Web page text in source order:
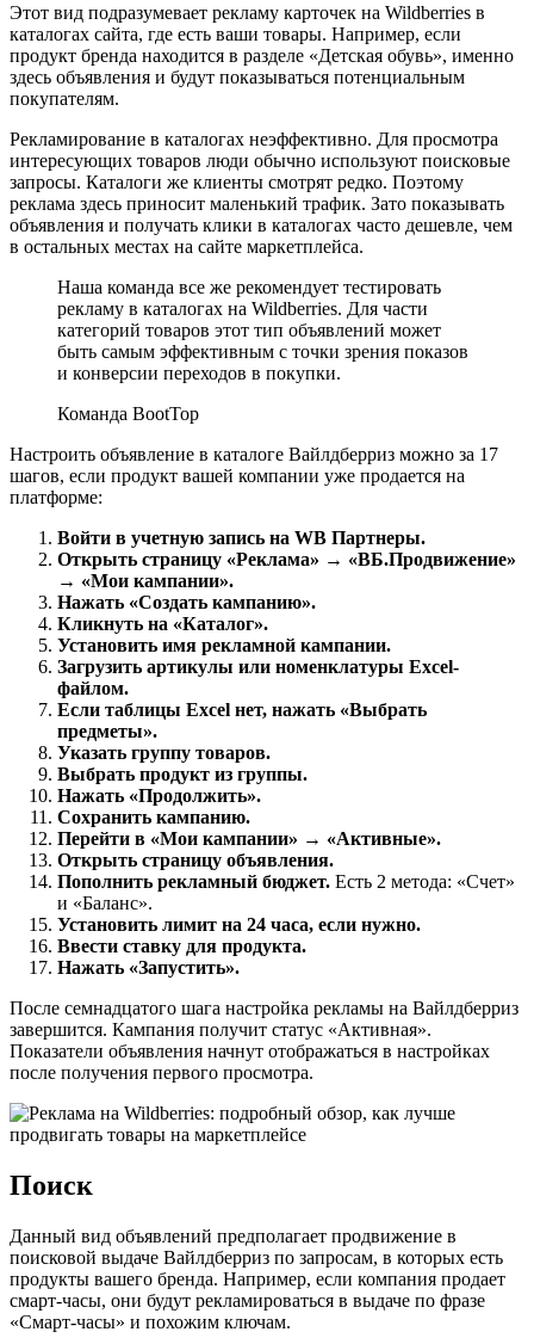
Этот вид подразумевает рекламу карточек на Wildberries в
каталогах сайта, где есть ваши товары. Например, если
продукт бренда находится в разделе «Детская обувь», именно
здесь объявления и будут показываться потенциальным
покупателям.
Рекламирование в каталогах неэффективно. Для просмотра
интересующих товаров люди обычно используют поисковые
запросы. Каталоги же клиенты смотрят редко. Поэтому
реклама здесь приносит маленький трафик. Зато показывать
объявления и получать клики в каталогах часто дешевле, чем
в остальных местах на сайте маркетплейса.
Наша команда все же рекомендует тестировать
рекламу в каталогах на Wildberries. Для части
категорий товаров этот тип объявлений может
быть самым эффективным с точки зрения показов
и конверсии переходов в покупки.
Команда BootTop
Настроить объявление в каталоге Вайлдберриз можно за 17
шагов, если продукт вашей компании уже продается на
платформе:
Войти в учетную запись на WB Партнеры.
Открыть страницу «Реклама» → «ВБ.Продвижение»
→ «Мои кампании».
Нажать «Создать кампанию».
Кликнуть на «Каталог».
Установить имя рекламной кампании.
Загрузить артикулы или номенклатуры Excel-
файлом.
Если таблицы Excel нет, нажать «Выбрать
предметы».
Указать группу товаров.
Выбрать продукт из группы.
Нажать «Продолжить».
Сохранить кампанию.
Перейти в «Мои кампании» → «Активные».
Открыть страницу объявления.
Пополнить рекламный бюджет. Есть 2 метода: «Счет»
и «Баланс».
Установить лимит на 24 часа, если нужно.
Ввести ставку для продукта.
Нажать «Запустить».
После семнадцатого шага настройка рекламы на Вайлдберриз
завершится. Кампания получит статус «Активная».
Показатели объявления начнут отображаться в настройках
после получения первого просмотра.
Поиск
Данный вид объявлений предполагает продвижение в
поисковой выдаче Вайлдберриз по запросам, в которых есть
продукты вашего бренда. Например, если компания продает
смарт-часы, они будут рекламироваться в выдаче по фразе
«Смарт-часы» и похожим ключам.